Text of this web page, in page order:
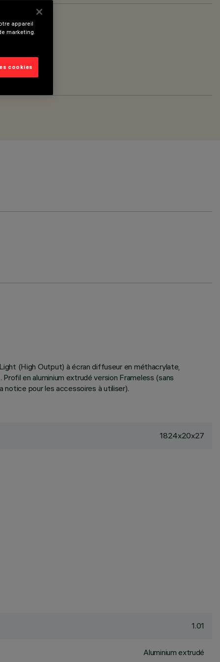
White
(High Output) à écran diffuseur en méthacrylate,
en aluminium extrudé version Frameless (sans
notice pour les accessoires à utiliser).
1824x20x27
1.01
Aluminium extrudé
appareil
marketing.
cookies